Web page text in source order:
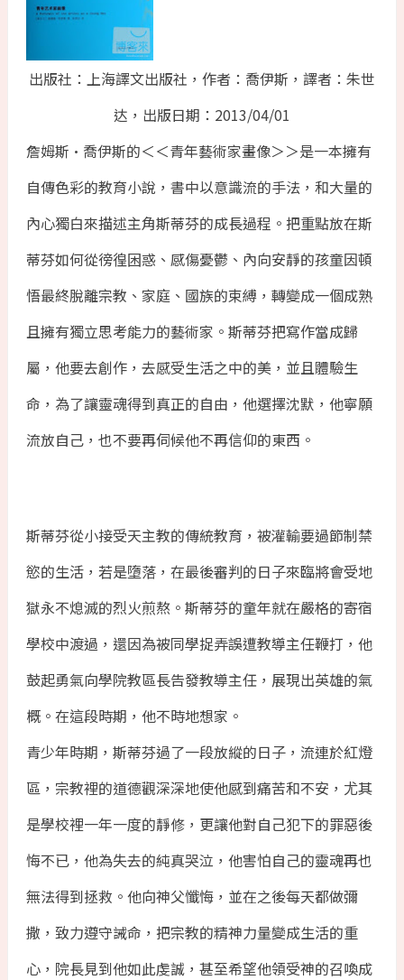
出版社：上海譯文出版社，作者：喬伊斯，譯者：朱世
达，出版日期：2013/04/01
詹姆斯•喬伊斯的＜＜青年藝術家畫像＞＞是一本擁有
自傳色彩的教育小說，書中以意識流的手法，和大量的
內心獨白來描述主角斯蒂芬的成長過程。把重點放在斯
蒂芬如何從徬徨困惑、感傷憂鬱、內向安靜的孩童因頓
悟最終脫離宗教、家庭、國族的束縛，轉變成一個成熟
且擁有獨立思考能力的藝術家。斯蒂芬把寫作當成歸
屬，他要去創作，去感受生活之中的美，並且體驗生
命，為了讓靈魂得到真正的自由，他選擇沈默，他寧願
流放自己，也不要再伺候他不再信仰的東西。
斯蒂芬從小接受天主教的傳統教育，被灌輸要過節制禁
慾的生活，若是墮落，在最後審判的日子來臨將會受地
獄永不熄滅的烈火煎熬。斯蒂芬的童年就在嚴格的寄宿
學校中渡過，還因為被同學捉弄誤遭教導主任鞭打，他
鼓起勇氣向學院教區長告發教導主任，展現出英雄的氣
概。在這段時期，他不時地想家。
青少年時期，斯蒂芬過了一段放縱的日子，流連於紅燈
區，宗教裡的道德觀深深地使他感到痛苦和不安，尤其
是學校裡一年一度的靜修，更讓他對自己犯下的罪惡後
悔不已，他為失去的純真哭泣，他害怕自己的靈魂再也
無法得到拯救。他向神父懺悔，並在之後每天都做彌
撒，致力遵守誡命，把宗教的精神力量變成生活的重
心，院長見到他如此虔誠，甚至希望他領受神的召喚成